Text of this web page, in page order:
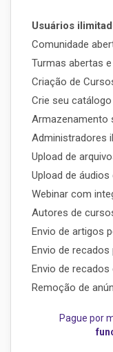
Usuários
Comunidade
Turmas abertas
Criação de
Crie seu
Armazenamento
Administradores
Upload de
Upload de áudios
Webinar com
Autores de
Envio de artigos
Envio de recados
Envio de
Remoção de
Pague por